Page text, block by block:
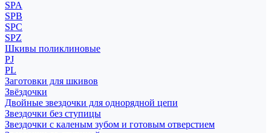
SPA
SPB
SPC
SPZ
Шкивы поликлиновые
PJ
PL
Заготовки для шкивов
Звёздочки
Двойные звездочки для однорядной цепи
Звездочки без ступицы
Звездочки с каленым зубом и готовым отверстием